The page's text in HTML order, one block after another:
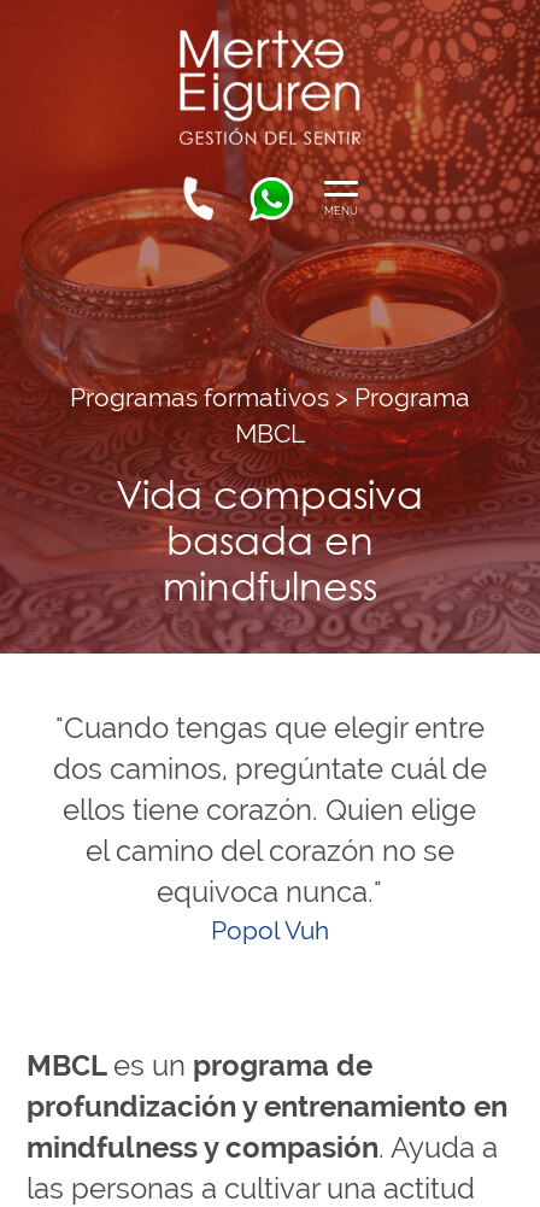
MENÚ
Programas formativos > Programa
MBCL
Vida compasiva
basada en
mindfulness
"Cuando tengas que elegir entre
dos caminos, pregúntate cuál de
ellos tiene corazón. Quien elige
el camino del corazón no se
equivoca nunca."
Popol Vuh
MBCL es un programa de
profundización y entrenamiento en
mindfulness y compasión. Ayuda a
las personas a cultivar una actitud